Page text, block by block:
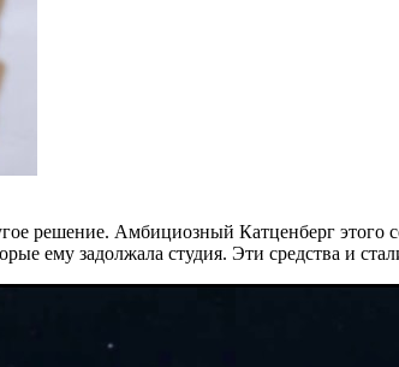
решение. Амбициозный Катценберг
ему задолжала студия. Эти средства и